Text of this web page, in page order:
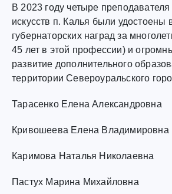
В 2023 году четыре
искусств п. Калья были удостоены
губернаторских наград за
45 лет в этой профессии) и
развитие дополнительного
территории Североуральского
Тарасенко Елена Александровна
Кривошеева Елена Владимировна
Каримова Наталья Николаевна
Пастух Марина Михайловна